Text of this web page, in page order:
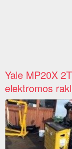
Yale MP20X
elektromos